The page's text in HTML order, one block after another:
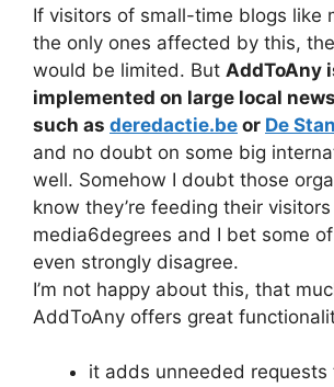
If visitors of small-time blogs like
the only ones affected by this,
would be limited. But AddToAny
implemented on large local
such as deredactie.be or De
and no doubt on some big
well. Somehow I doubt those
know they’re feeding their
media6degrees and I bet some
even strongly disagree.
I’m not happy about this, that
AddToAny offers great
it adds unneeded requests